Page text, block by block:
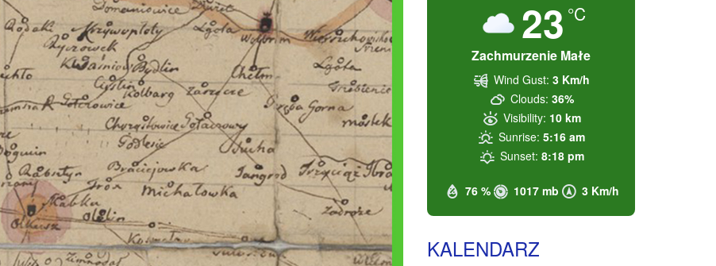
23 °C
Zachmurzenie Małe
76 % 1017 mb 3 Km/h
Wind Gust: 3 Km/h
Clouds: 36%
Visibility: 10 km
Sunrise: 5:16 am
Sunset: 8:18 pm
KALENDARZ